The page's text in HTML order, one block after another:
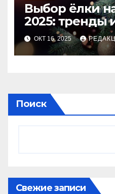
Выбор ёлки
2025: тренды
идеального
ОКТ 16, 2025
Поиск
Свежие записи